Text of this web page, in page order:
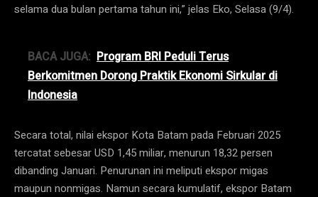
selama dua bulan pertama tahun ini,” jelas Eko, Selasa (9/4).
BACA JUGA: Program BRI Peduli Terus
Berkomitmen Dorong Praktik Ekonomi Sirkular di
Indonesia
Secara total, nilai ekspor Kota Batam pada Februari 2025
tercatat sebesar USD 1,45 miliar, menurun 18,32 persen
dibanding Januari. Penurunan ini meliputi ekspor migas
maupun nonmigas. Namun secara kumulatif, ekspor Batam